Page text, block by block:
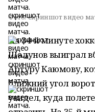
Фото: скриншот видео
На 34-й минуте
Шалунов выиграл
Артуру Каюмову,
ближний угол
увидел, куда